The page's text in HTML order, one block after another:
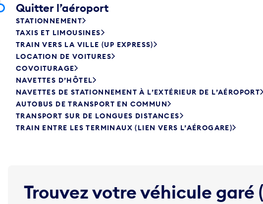
Quitter l’aéroport
STATIONNEMENT
TAXIS ET LIMOUSINES
TRAIN VERS LA VILLE (UP EXPRESS)
LOCATION DE VOITURES
COVOITURAGE
NAVETTES D’HÔTEL
NAVETTES DE STATIONNEMENT À L’EXTÉRIEUR DE L’AÉROPORT
AUTOBUS DE TRANSPORT EN COMMUN
TRANSPORT SUR DE LONGUES DISTANCES
TRAIN ENTRE LES TERMINAUX (LIEN VERS L’AÉROGARE)
Trouvez votre véhicule garé